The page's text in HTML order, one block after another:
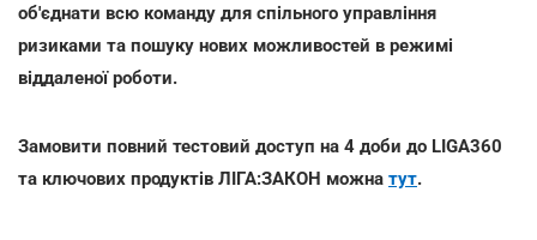
об'єднати всю команду для спільного управління
ризиками та пошуку нових можливостей в режимі
віддаленої роботи.
Замовити повний тестовий доступ на 4 доби до LIGA360
та ключових продуктів ЛІГА:ЗАКОН можна тут.